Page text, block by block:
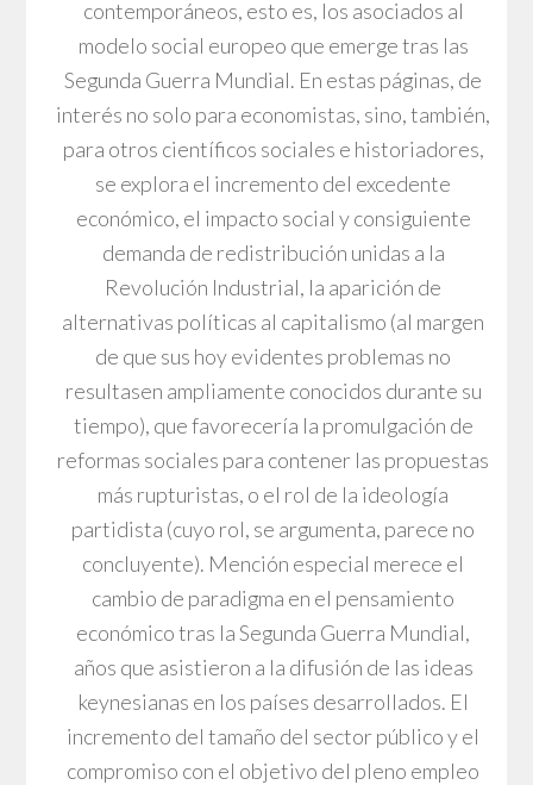
contemporáneos, esto es, los asociados al
modelo social europeo que emerge tras las
Segunda Guerra Mundial. En estas páginas, de
interés no solo para economistas, sino, también,
para otros científicos sociales e historiadores,
se explora el incremento del excedente
económico, el impacto social y consiguiente
demanda de redistribución unidas a la
Revolución Industrial, la aparición de
alternativas políticas al capitalismo (al margen
de que sus hoy evidentes problemas no
resultasen ampliamente conocidos durante su
tiempo), que favorecería la promulgación de
reformas sociales para contener las propuestas
más rupturistas, o el rol de la ideología
partidista (cuyo rol, se argumenta, parece no
concluyente). Mención especial merece el
cambio de paradigma en el pensamiento
económico tras la Segunda Guerra Mundial,
años que asistieron a la difusión de las ideas
keynesianas en los países desarrollados. El
incremento del tamaño del sector público y el
compromiso con el objetivo del pleno empleo